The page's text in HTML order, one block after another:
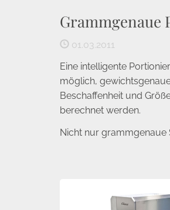
01.03.2011
Eine intelligente
möglich,
Beschaffenheit und
berechnet werden.
Nicht nur grammgenaue